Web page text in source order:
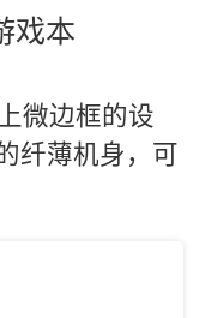
戏本
微边框的设
纤薄机身，可